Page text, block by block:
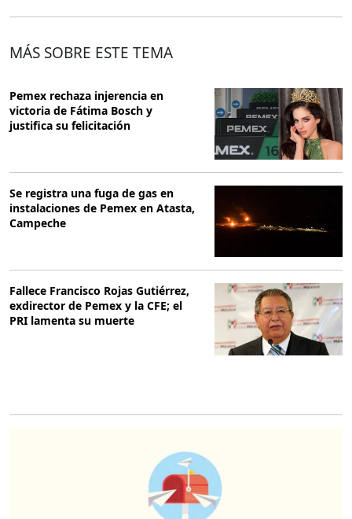
MÁS SOBRE ESTE TEMA
Pemex rechaza injerencia en
victoria de Fátima Bosch y
justifica su felicitación
Se registra una fuga de gas en
instalaciones de Pemex en Atasta,
Campeche
Fallece Francisco Rojas Gutiérrez,
exdirector de Pemex y la CFE; el
PRI lamenta su muerte